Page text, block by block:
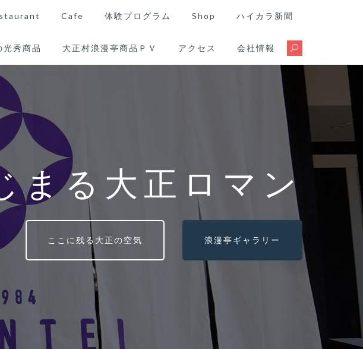
Cafe 体験プログラム Shop ハイカラ新聞
光秀商品 大正村浪漫亭商品ＰＶ アクセス 会社情報
まる大正ロマン
ここに残る大正の空気 浪漫亭ギャラリー